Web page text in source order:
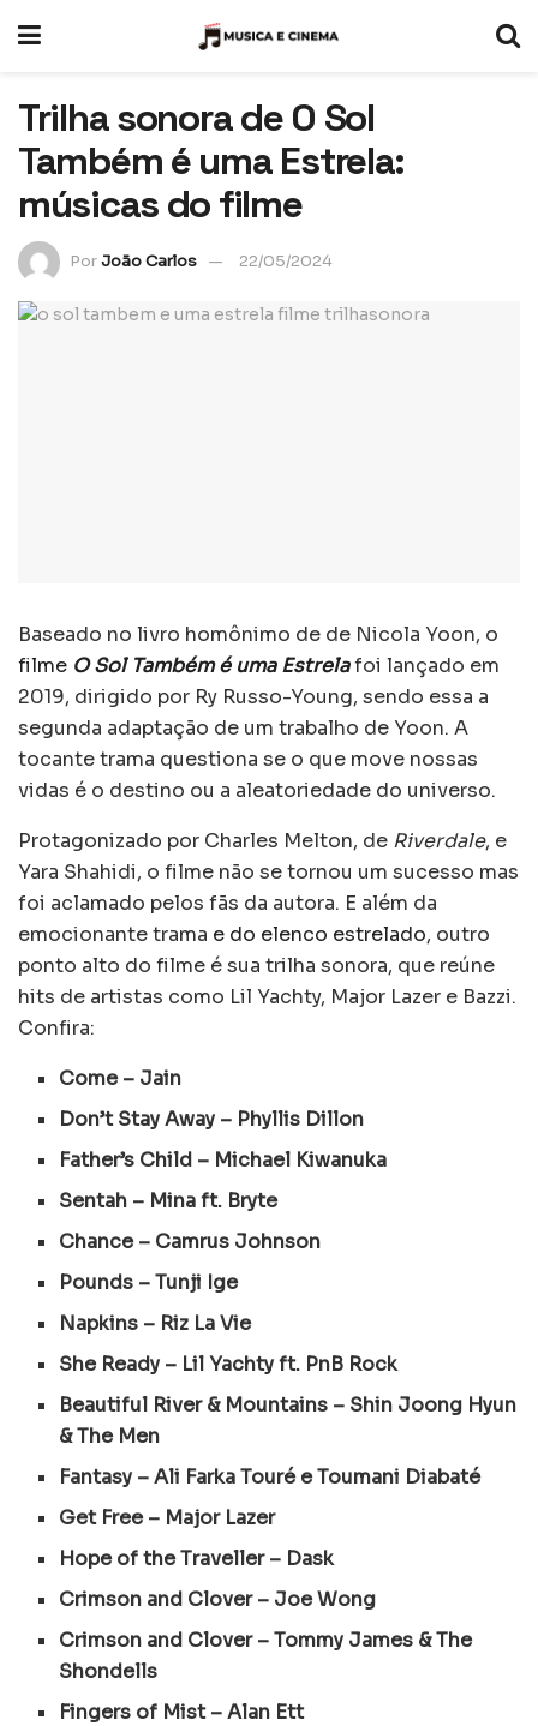
Trilha sonora de O Sol
Também é uma Estrela:
músicas do filme
PorJoão Carlos 22/05/2024
Baseado no livro homônimo de de Nicola Yoon, o
filme O Sol Também é uma Estrelafoi lançado em
2019, dirigido por Ry Russo-Young, sendo essa a
segunda adaptação de um trabalho de Yoon. A
tocante trama questiona se o que move nossas
vidas é o destino ou a aleatoriedade do universo.
Protagonizado por Charles Melton, de Riverdale, e
Yara Shahidi, o filme não se tornou um sucesso mas
foi aclamado pelos fãs da autora. E além da
emocionante trama e do elenco estrelado, outro
ponto alto do filme é sua trilha sonora, que reúne
hits de artistas como Lil Yachty, Major Lazer e Bazzi.
Confira:
Come – Jain
Don’t Stay Away – Phyllis Dillon
Father’s Child – Michael Kiwanuka
Sentah – Mina ft. Bryte
Chance – Camrus Johnson
Pounds – Tunji Ige
Napkins – Riz La Vie
She Ready – Lil Yachty ft. PnB Rock
Beautiful River & Mountains – Shin Joong Hyun
& The Men
Fantasy – Ali Farka Touré e Toumani Diabaté
Get Free – Major Lazer
Hope of the Traveller – Dask
Crimson and Clover – Joe Wong
Crimson and Clover – Tommy James & The
Shondells
Fingers of Mist – Alan Ett